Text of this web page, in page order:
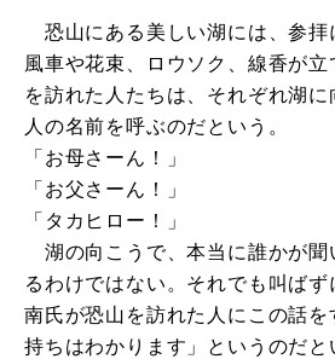
恐山にある美しい湖には、参拝
風車や花束、ロウソク、線香が立
を訪れた人たちは、それぞれ湖
人の名前を呼ぶのだという。
「お母さーん！」
「お父さーん！」
「タカヒロー！」
湖の向こうで、本当に誰かが聞
るわけではない。それでも叫ばず
南氏が恐山を訪れた人にこの話
持ちはわかります」というのだと